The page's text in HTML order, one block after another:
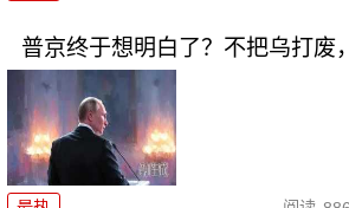
普京终于想明白了？不把乌打废